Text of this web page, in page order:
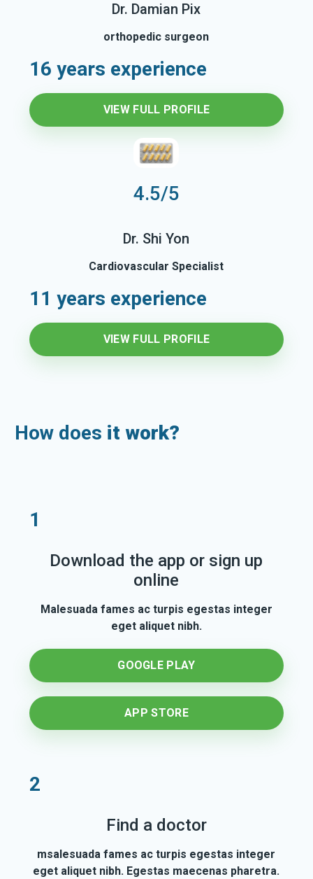
Dr. Damian Pix
orthopedic surgeon
16 years experience
VIEW FULL PROFILE
4.5/5
Dr. Shi Yon
Cardiovascular Specialist
11 years experience
VIEW FULL PROFILE
How does it work?
1
Download the app or sign up
online
Malesuada fames ac turpis egestas integer
eget aliquet nibh.
GOOGLE PLAY
APP STORE
2
Find a doctor
msalesuada fames ac turpis egestas integer
eget aliquet nibh. Egestas maecenas pharetra.